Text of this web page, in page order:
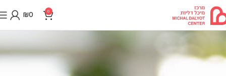
0
₪0